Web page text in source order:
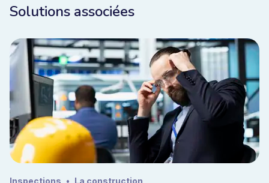
Solutions associées
Inspections • La construction